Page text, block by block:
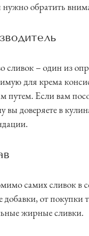
нужно обратить
сливок – один из
для крема
путем. Если вам
вы доверяете в
самих сливок в
добавки, от покупки
жирные сливки.